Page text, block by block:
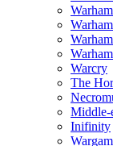
Warcry
The
Middle-
Inifinity